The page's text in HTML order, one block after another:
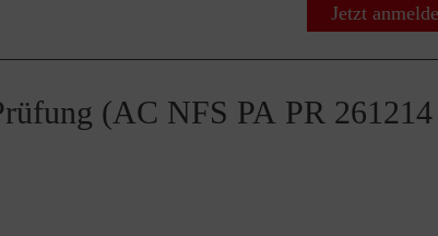
Jetzt
(AC NFS PA PR